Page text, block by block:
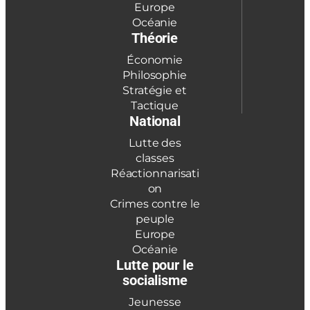
Europe
Océanie
Théorie
Économie
Philosophie
Stratégie et
Tactique
National
Lutte des
classes
Réactionnarisati
on
Crimes contre le
peuple
Europe
Océanie
Lutte pour le
socialisme
Jeunesse